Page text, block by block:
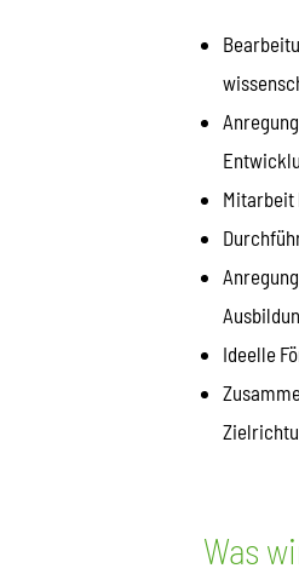
Mitarbeit
Ideelle
Was